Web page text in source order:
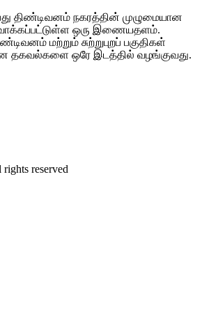
திண்டிவனம் நகரத்தின் முழுமையான
ஒரு இணையதளம்.
மற்றும் சுற்றுபுறப் பகுதிகள்
தகவல்களை ஒரே இடத்தில் வழங்குவது.
reserved